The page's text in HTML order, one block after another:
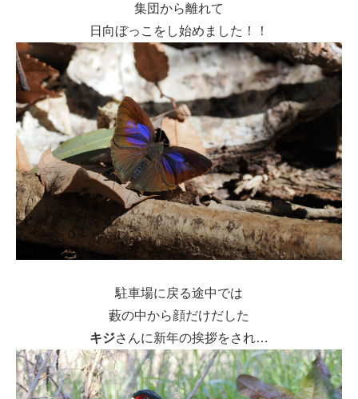
集団から離れて
日向ぼっこをし始めました！！
駐車場に戻る途中では
藪の中から顔だけだした
キジさんに新年の挨拶をされ…